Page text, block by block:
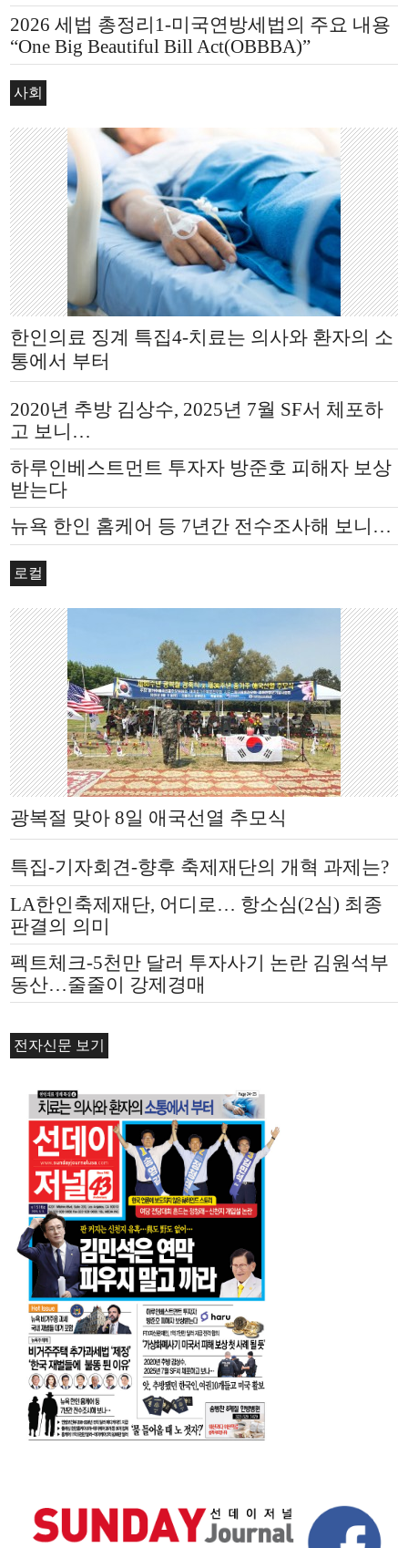
2026 세법 총정리1-미국연방세법의 주요 내용
“One Big Beautiful Bill Act(OBBBA)”
사회
한인의료 징계 특집4-치료는 의사와 환자의 소
통에서 부터
2020년 추방 김상수, 2025년 7월 SF서 체포하
고 보니…
하루인베스트먼트 투자자 방준호 피해자 보상
받는다
뉴욕 한인 홈케어 등 7년간 전수조사해 보니…
로컬
광복절 맞아 8일 애국선열 추모식
특집-기자회견-향후 축제재단의 개혁 과제는?
LA한인축제재단, 어디로… 항소심(2심) 최종
판결의 의미
펙트체크-5천만 달러 투자사기 논란 김원석부
동산…줄줄이 강제경매
전자신문 보기